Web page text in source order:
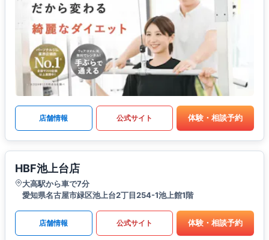
店舗情報 公式サイト 体験・相談予約
HBF池上台店
大高駅から車で7分
愛知県名古屋市緑区池上台2丁目254-1池上館1階
店舗情報 公式サイト 体験・相談予約